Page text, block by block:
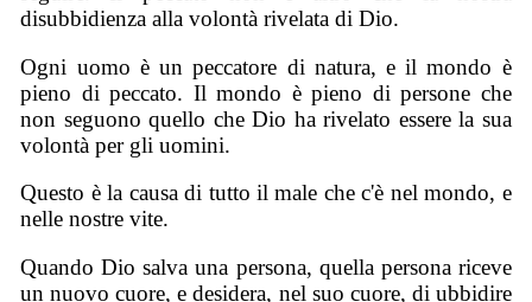
disubbidienza alla volontà rivelata di Dio.
Ogni uomo è un peccatore di natura, e il mondo è
pieno di peccato. Il mondo è pieno di persone che
non seguono quello che Dio ha rivelato essere la sua
volontà per gli uomini.
Questo è la causa di tutto il male che c'è nel mondo, e
nelle nostre vite.
Quando Dio salva una persona, quella persona riceve
un nuovo cuore, e desidera, nel suo cuore, di ubbidire